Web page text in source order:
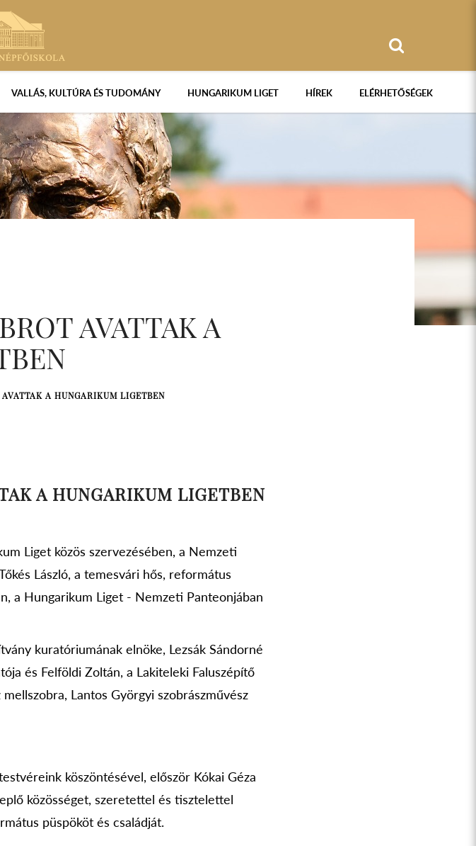
VALLÁS, KULTÚRA ÉS TUDOMÁNY HUNGARIKUM LIGET HÍREK ELÉRHETŐSÉGEK
AVATTAK A
A HUNGARIKUM LIGETBEN
A HUNGARIKUM LIGETBEN
Liget közös szervezésében, a Nemzeti
László, a temesvári hős, református
a Hungarikum Liget - Nemzeti Panteonjában
kuratóriumának elnöke, Lezsák Sándorné
és Felföldi Zoltán, a Lakiteleki Faluszépítő
Lantos Györgyi szobrászművész
köszöntésével, először Kókai Géza
közösséget, szeretettel és tisztelettel
püspököt és családját.